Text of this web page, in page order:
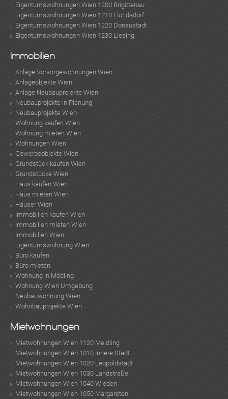
Eigentumswohnungen Wien 1200 Brigittenau
Eigentumswohnungen Wien 1210 Floridsdorf
Eigentumswohnungen Wien 1220 Donaustadt
Eigentumswohnungen Wien 1230 Liesing
Immobilien
Anlage Vorsorgewohnungen Wien
Anlageobjekte Wien
Anlage Neubauprojekte Wien
Neubauprojekte in Planung
Neubauprojekte Wien
Wohnung kaufen Wien
Wohnung mieten Wien
Wohnungen Wien
Gewerbeobjekte Wien
Grundstück kaufen Wien
Grundstücke Wien
Haus kaufen Wien
Haus mieten Wien
Häuser Wien
Immobilien kaufen Wien
Immobilien mieten Wien
Immobilien Wien
Eigentumswohnung Wien
Büro kaufen
Büro mieten
Wohnung in Mödling
Wohnung Wien Umgebung
Neubauwohnung Wien
Wohnbauprojekte Wien
Mietwohnungen
Mietwohnungen Wien 1120 Meidling
Mietwohnungen Wien 1010 Innere Stadt
Mietwohnungen Wien 1020 Leopoldstadt
Mietwohnungen Wien 1030 Landstraße
Mietwohnungen Wien 1040 Wieden
Mietwohnungen Wien 1050 Margareten